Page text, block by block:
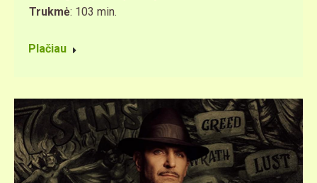
Trukmė: 103 min.
Plačiau